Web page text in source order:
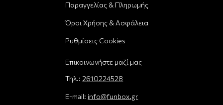
Παραγγελίας & Πληρωμής
Όροι Χρήσης & Ασφάλεια
Ρυθμίσεις Cookies
Επικοινωνήστε μαζί μας
Τηλ.: 2610224528
E-mail: info@funbox.gr